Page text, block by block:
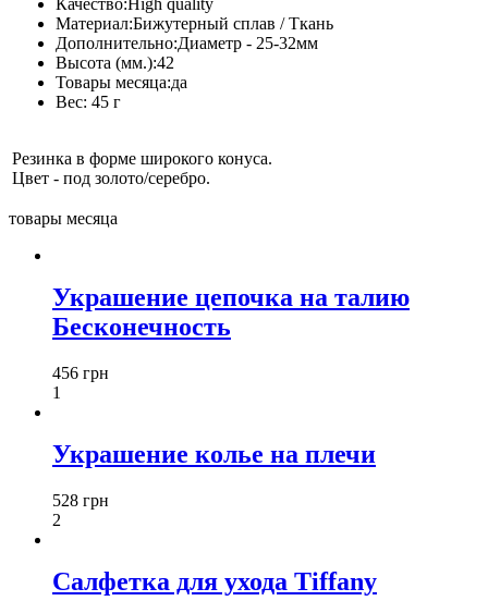
Качество:High quality
Материал:Бижутерный сплав / Ткань
Дополнительно:Диаметр - 25-32мм
Высота (мм.):42
Товары месяца:да
Вес: 45 г
Резинка в форме широкого конуса.
Цвет - под золото/серебро.
товары месяца
Украшение цепочка на талию
Бесконечность
456 грн
1
Украшение колье на плечи
528 грн
2
Салфетка для ухода Tiffany